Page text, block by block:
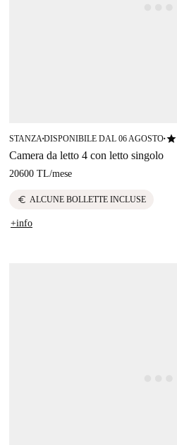
STANZA ■DISPONIBILE DAL 06 AGOSTO■star
Camera da letto 4 con letto singolo
20600 TL/mese
euro ALCUNE BOLLETTE INCLUSE
+info